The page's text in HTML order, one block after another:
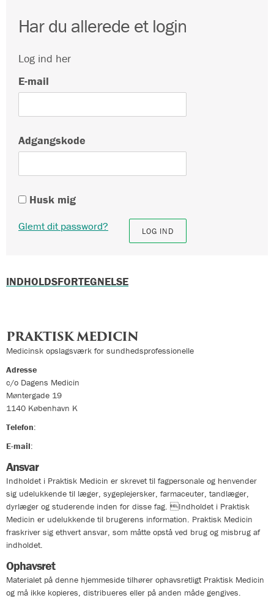
Har du allerede et login
Log ind her
E-mail
Adgangskode
Husk mig
Glemt dit password?
INDHOLDSFORTEGNELSE
PRAKTISK MEDICIN
Medicinsk opslagsværk for sundhedsprofessionelle
Adresse
c/o Dagens Medicin
Møntergade 19
1140 København K
Telefon:
E-mail:
Ansvar
Indholdet i Praktisk Medicin er skrevet til fagpersonale og henvender
sig udelukkende til læger, sygeplejersker, farmaceuter, tandlæger,
dyrlæger og studerende inden for disse fag. Indholdet i Praktisk
Medicin er udelukkende til brugerens information. Praktisk Medicin
fraskriver sig ethvert ansvar, som måtte opstå ved brug og misbrug af
indholdet.
Ophavsret
Materialet på denne hjemmeside tilhører ophavsretligt Praktisk Medicin
og må ikke kopieres, distribueres eller på anden måde gengives.